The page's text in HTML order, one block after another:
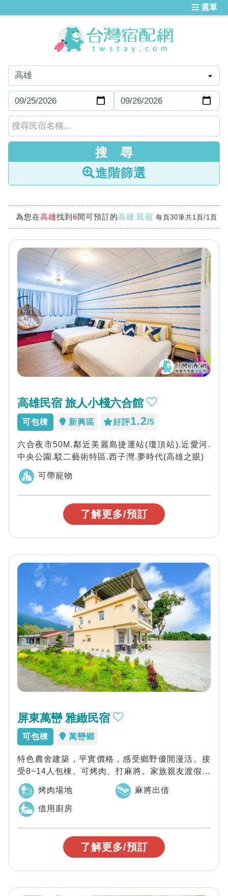
選單
進階篩選
為您在高雄找到 6間可預訂的高雄 民宿 每頁30筆共1頁/1頁
高雄民宿 旅人小棧六合館
可包棟 新興區 好評1.2/5
六合夜市50M.鄰近美麗島捷運站(瓊頂站).近愛河.
中央公園.駁二藝術特區.西子灣.夢時代(高雄之眼)
可帶寵物
了解更多/預訂
屏東萬巒 雅緻民宿
可包棟 萬巒鄉
特色農舍建築，平實價格，感受鄉野優閒漫活。接
受8~14人包棟、可烤肉、打麻將。家族親友渡假聚
會包棟推薦。
烤肉場地 麻將出借
借用廚房
了解更多/預訂